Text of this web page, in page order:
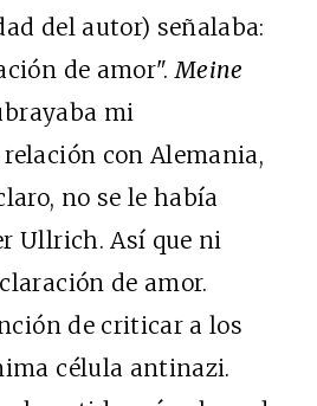
del autor) señalaba:
de amor".Meine
mi
con Alemania,
no se le había
Ullrich. Así que ni
de amor.
de criticar a los
célula antinazi.